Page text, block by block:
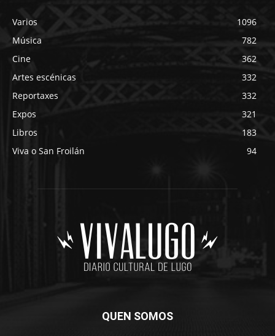
Varios
1096
Música
782
Cine
362
Artes escénicas
332
Reportaxes
332
Expos
321
Libros
183
Viva o San Froilán
94
QUEN SOMOS